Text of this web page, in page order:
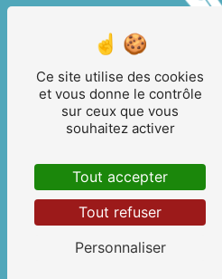
05 58 75
E-mail
Ce site utilise des cookies
et vous donne le contrôle
sur ceux que vous
souhaitez activer
Tout accepter
Tout refuser
Personnaliser